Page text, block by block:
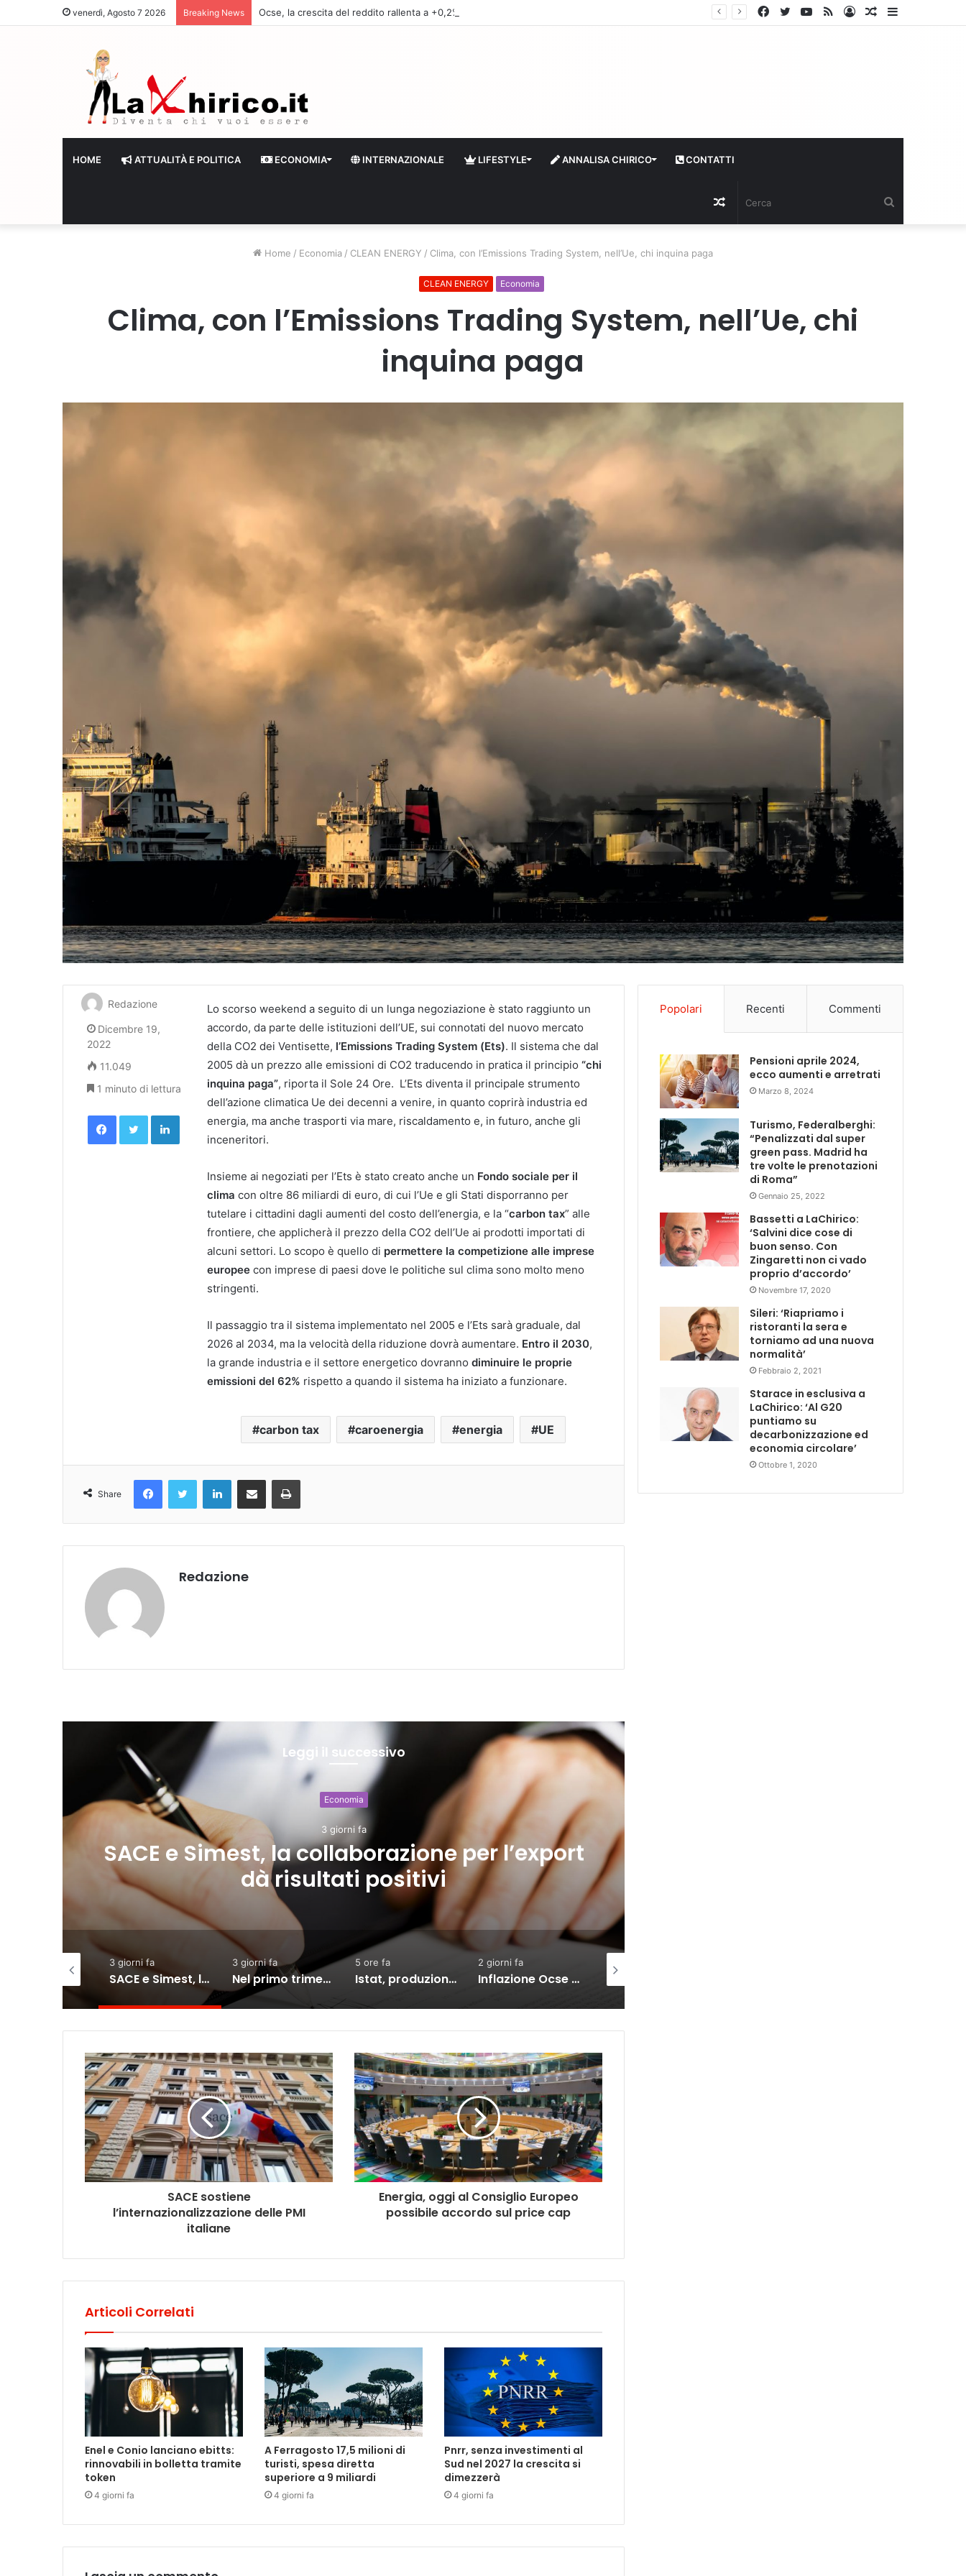
venerdì, Agosto 7 2026 Breaking News Ocse, la crescita del reddito rallenta a +0,2% nel primo trimestre, in Italia +0,8%
Articolo
Log
RSS
YouTube
Twitter
Facebook
HOME ATTUALITÀ E POLITICA ECONOMIA INTERNAZIONALE LIFESTYLE ANNALISA CHIRICO CONTATTI
Articolo
Home / Economia / CLEAN ENERGY / Clima, con l’Emissions Trading System, nell’Ue, chi inquina paga
CLEAN ENERGY Economia
Clima, con l’Emissions Trading System, nell’Ue, chi
inquina paga
Lo scorso weekend a seguito di un lunga negoziazione è stato raggiunto un
accordo, da parte delle istituzioni dell’UE, sui connotati del nuovo mercato
della CO2 dei Ventisette, l’Emissions Trading System (Ets). Il sistema che dal
2005 dà un prezzo alle emissioni di CO2 traducendo in pratica il principio “chi
inquina paga”, riporta il Sole 24 Ore. L’Ets diventa il principale strumento
dell’azione climatica Ue dei decenni a venire, in quanto coprirà industria ed
energia, ma anche trasporti via mare, riscaldamento e, in futuro, anche gli
inceneritori.
Insieme ai negoziati per l’Ets è stato creato anche un Fondo sociale per il
clima con oltre 86 miliardi di euro, di cui l’Ue e gli Stati disporranno per
tutelare i cittadini dagli aumenti del costo dell’energia, e la “carbon tax” alle
frontiere, che applicherà il prezzo della CO2 dell’Ue ai prodotti importati di
alcuni settori. Lo scopo è quello di permettere la competizione alle imprese
europee con imprese di paesi dove le politiche sul clima sono molto meno
stringenti.
Il passaggio tra il sistema implementato nel 2005 e l’Ets sarà graduale, dal
2026 al 2034, ma la velocità della riduzione dovrà aumentare. Entro il 2030,
la grande industria e il settore energetico dovranno diminuire le proprie
emissioni del 62% rispetto a quando il sistema ha iniziato a funzionare.
carbon tax caroenergia energia UE
Redazione
Dicembre 19,
2022
11.049
1 minuto di lettura
Facebook Twitter LinkedIn
Share
Redazione
Leggi il successivo
Economia
3 giorni fa
SACE e Simest, la collaborazione per l’export
dà risultati positivi
3 giorni fa
SACE e Simest, la collaborazione per l’export dà risultati positivi
3 giorni fa
Nel primo trimestre assunzioni nelle Marche solo per il lavoro intermittente
5 ore fa
Istat, produzione industriale in calo dell’1% a giugno
2 giorni fa
Inflazione Ocse cala al 4,2% a giugno, Italia giù al 3%
SACE sostiene
l’internazionalizzazione delle PMI
italiane
Energia, oggi al Consiglio Europeo
possibile accordo sul price cap
Articoli Correlati
Enel e Conio lanciano ebitts:
rinnovabili in bolletta tramite
token
4 giorni fa
A Ferragosto 17,5 milioni di
turisti, spesa diretta
superiore a 9 miliardi
4 giorni fa
Pnrr, senza investimenti al
Sud nel 2027 la crescita si
dimezzerà
4 giorni fa
Popolari Recenti Commenti
Pensioni aprile 2024,
ecco aumenti e arretrati
Marzo 8, 2024
Turismo, Federalberghi:
“Penalizzati dal super
green pass. Madrid ha
tre volte le prenotazioni
di Roma”
Gennaio 25, 2022
Bassetti a LaChirico:
‘Salvini dice cose di
buon senso. Con
Zingaretti non ci vado
proprio d’accordo’
Novembre 17, 2020
Sileri: ‘Riapriamo i
ristoranti la sera e
torniamo ad una nuova
normalità’
Febbraio 2, 2021
Starace in esclusiva a
LaChirico: ‘Al G20
puntiamo su
decarbonizzazione ed
economia circolare’
Ottobre 1, 2020